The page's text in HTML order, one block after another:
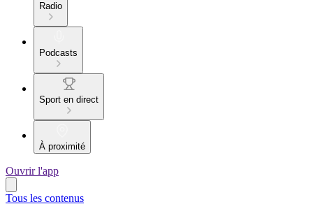
Radio
Podcasts
Sport en direct
À proximité
Ouvrir l'app
Tous les contenus